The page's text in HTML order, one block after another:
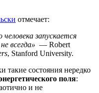
отмечает:
запускается
всегда» — Robert
, Stanford University.
такие состояния нередко
поля:
и не